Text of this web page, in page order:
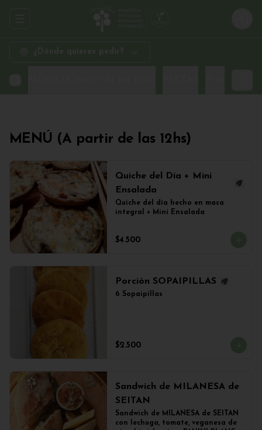
MENÚ (A partir de las 12hs)
Quiche del Día + Mini
Ensalada
Quiche del día hecho en masa
integral + Mini Ensalada
$4.500
Porción SOPAIPILLAS
6 Sopaipillas
$2.500
Sandwich de MILANESA de
SEITAN
Sandwich de MILANESA de SEITAN
con lechuga, tomate, veganesa de